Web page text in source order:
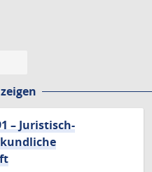
– Juristisch-